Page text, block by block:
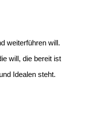
weiterführen will.
will, die bereit ist
Idealen steht.